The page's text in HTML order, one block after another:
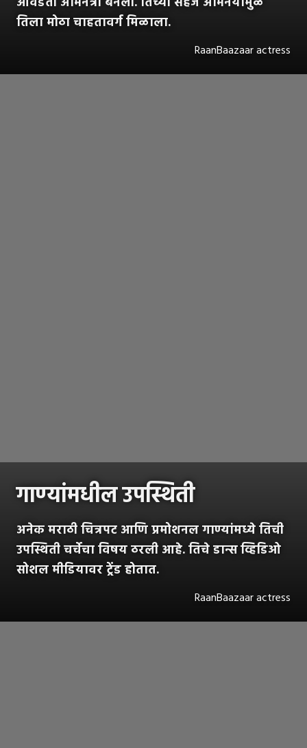
तिला मोठा चाहतावर्ग मिळाला.
RaanBaazaar actress
गाण्यांमधील उपस्थिती
अनेक मराठी चित्रपट आणि प्रमोशनल गाण्यांमध्ये तिची
उपस्थिती चर्चेचा विषय ठरली आहे. तिचे डान्स व्हिडिओ
सोशल मीडियावर ट्रेंड होतात.
RaanBaazaar actress